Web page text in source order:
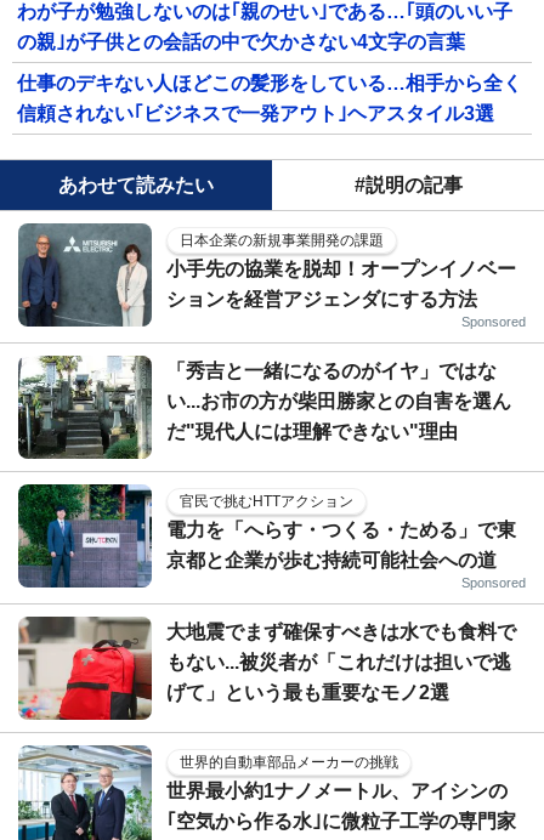
わが子が勉強しないのは｢親のせい｣である…｢頭のいい子
の親｣が子供との会話の中で欠かさない4文字の言葉
仕事のデキない人ほどこの髪形をしている…相手から全く
信頼されない｢ビジネスで一発アウト｣ヘアスタイル3選
あわせて読みたい #説明の記事
日本企業の新規事業開発の課題
小手先の協業を脱却！オープンイノベー
ションを経営アジェンダにする方法
Sponsored
「秀吉と一緒になるのがイヤ」ではな
い...お市の方が柴田勝家との自害を選ん
だ"現代人には理解できない"理由
官民で挑むHTTアクション
電力を「へらす・つくる・ためる」で東
京都と企業が歩む持続可能社会への道
Sponsored
大地震でまず確保すべきは水でも食料で
もない...被災者が「これだけは担いで逃
げて」という最も重要なモノ2選
世界的自動車部品メーカーの挑戦
世界最小約1ナノメートル、アイシンの
｢空気から作る水｣に微粒子工学の専門家